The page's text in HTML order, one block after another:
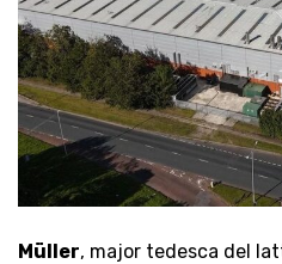
Müller, major tedesca del